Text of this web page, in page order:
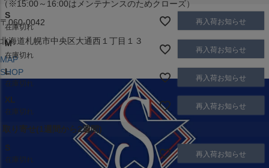
（※15:00～16:00はメンテナンスのためクローズ）
〒060-0042
北海道札幌市中央区大通西１丁目１３
MAP
SHOP
S
在庫切れ
再入荷お知らせ
M
在庫切れ
再入荷お知らせ
L
在庫切れ
再入荷お知らせ
XL
在庫切れ
再入荷お知らせ
取り寄せ(1週間から2週間)
S
在庫切れ
再入荷お知らせ